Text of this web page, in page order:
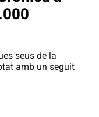
seus de la
amb un seguit